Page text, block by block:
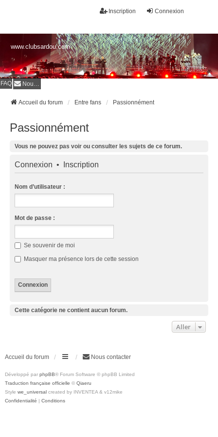
Connexion
Inscription
www.clubsardou.com
FAQ Nous contacter
Accueil du forum Entre fans Passionnément
Passionnément
Vous ne pouvez pas voir ou consulter les sujets de ce forum.
Connexion • Inscription
Nom d’utilisateur :
Mot de passe :
Se souvenir de moi
Masquer ma présence lors de cette session
Cette catégorie ne contient aucun forum.
Aller
Accueil du forum Nous contacter
Développé par phpBB® Forum Software © phpBB Limited
Traduction française officielle © Qiaeru
Style we_universal created by INVENTEA & v12mike
Confidentialité | Conditions